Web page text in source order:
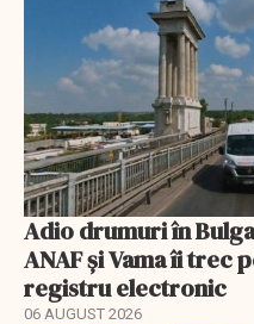
Adio drumuri în
ANAF și Vama îi trec
registru electronic
06 AUGUST 2026